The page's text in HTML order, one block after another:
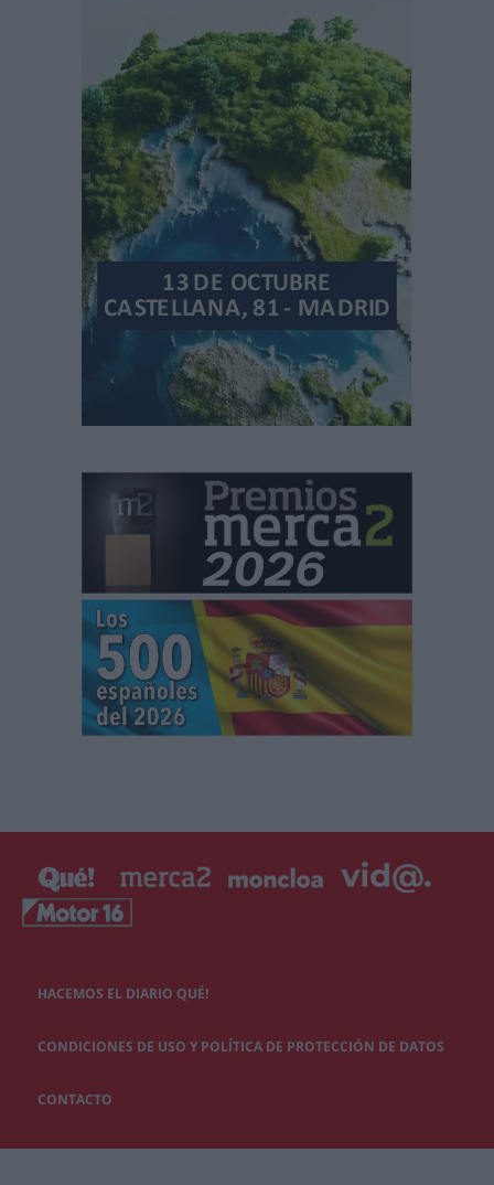
HACEMOS EL DIARIO QUÉ!
CONDICIONES DE USO Y POLÍTICA DE PROTECCIÓN DE DATOS
CONTACTO